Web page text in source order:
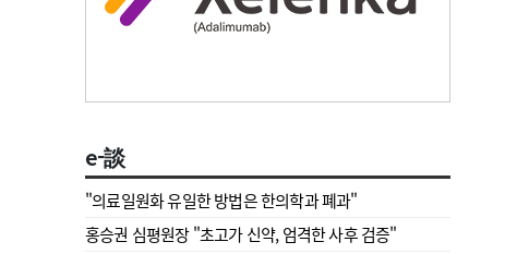
e-談
"의료일원화 유일한 방법은 한의학과 폐과"
홍승권 심평원장 " 초고가 신약, 엄격한 사후 검증"